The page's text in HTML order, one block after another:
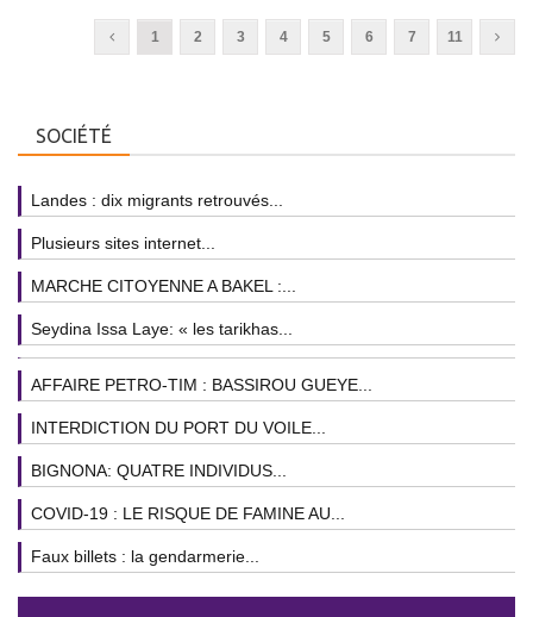
1 2 3 4 5 6 7 11
SOCIÉTÉ
Landes : dix migrants retrouvés...
Plusieurs sites internet...
MARCHE CITOYENNE A BAKEL :...
Seydina Issa Laye: « les tarikhas...
AFFAIRE PETRO-TIM : BASSIROU GUEYE...
INTERDICTION DU PORT DU VOILE...
BIGNONA: QUATRE INDIVIDUS...
COVID-19 : LE RISQUE DE FAMINE AU...
Faux billets : la gendarmerie...